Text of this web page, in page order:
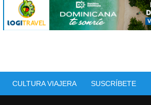
CULTURA VIAJERA SUSCRÍBETE